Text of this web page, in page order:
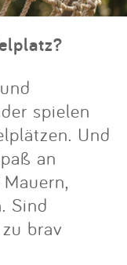
spielen
Und
an
Sind
brav